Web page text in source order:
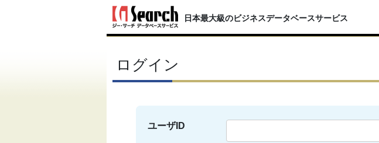
日本最大級のビジネスデータベースサービス
ログイン
ユーザID